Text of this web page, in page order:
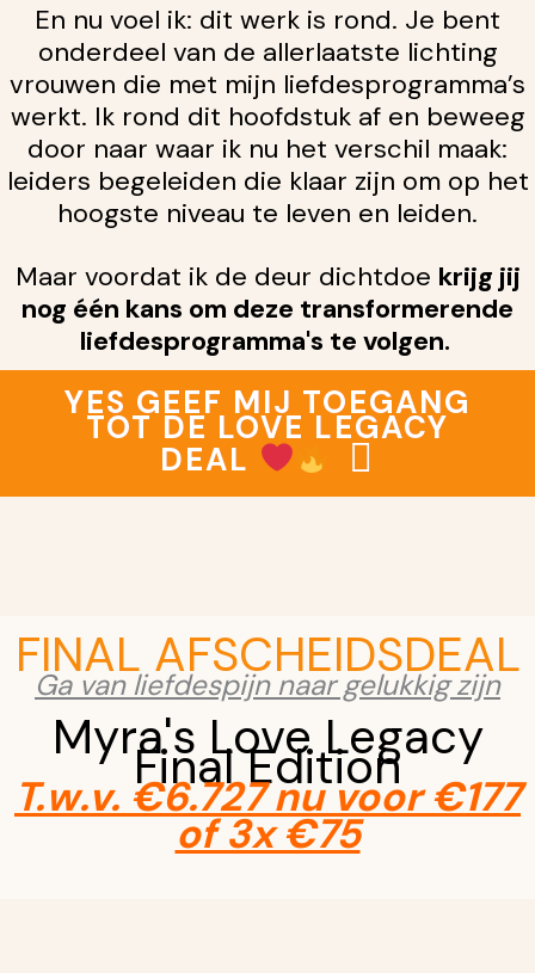
En nu voel ik: dit werk is rond. Je bent
onderdeel van de allerlaatste lichting
vrouwen die met mijn liefdesprogramma’s
werkt. Ik rond dit hoofdstuk af en beweeg
door naar waar ik nu het verschil maak:
leiders begeleiden die klaar zijn om op het
hoogste niveau te leven en leiden.
Maar voordat ik de deur dichtdoe krijg jij
nog één kans om deze transformerende
liefdesprogramma's te volgen.
YES GEEF MIJ TOEGANG
TOT DE LOVE LEGACY
DEAL
FINAL AFSCHEIDSDEAL
Ga van liefdespijn naar gelukkig zijn
Myra's Love Legacy
Final Edition
T.w.v. €6.727nu voor €177
of 3x €75